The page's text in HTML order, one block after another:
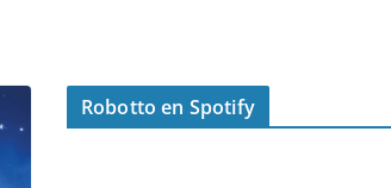
Robotto en Spotify